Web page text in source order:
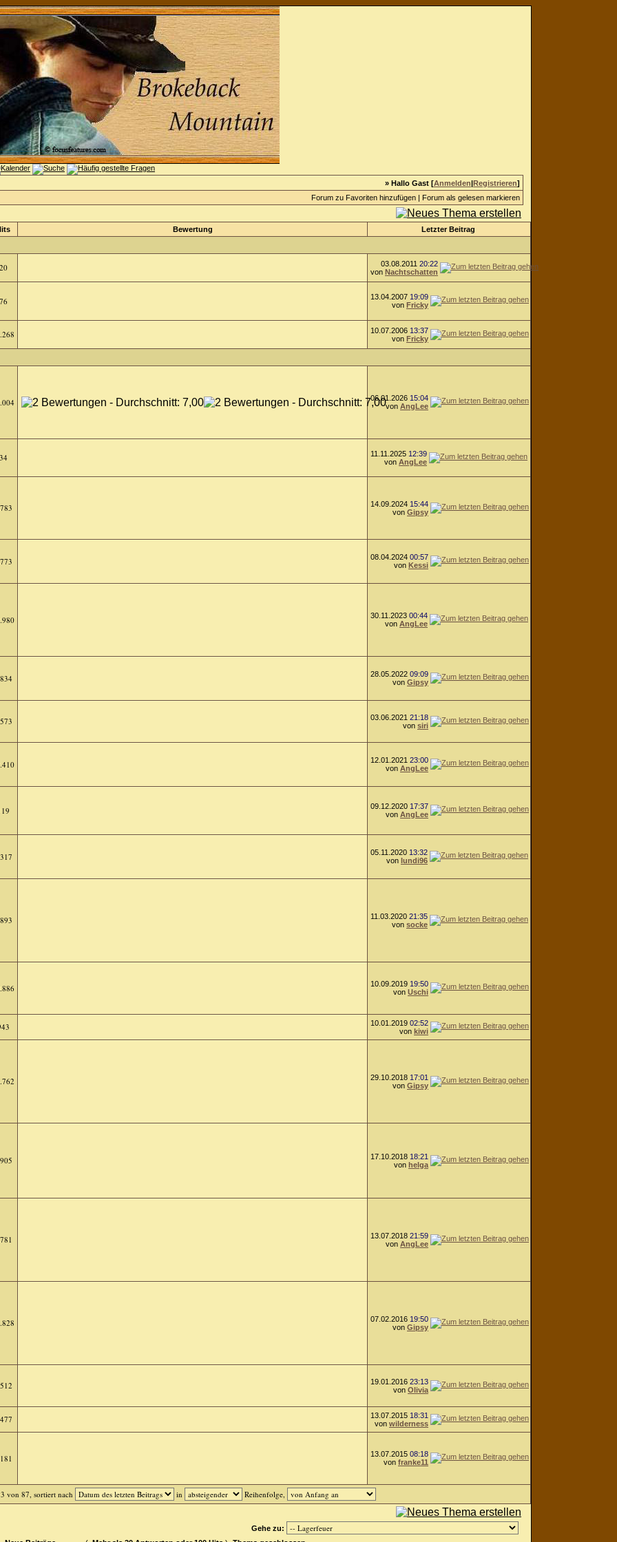
» Hallo Gast [Anmelden|Registrieren]
Forum zu Favoriten hinzufügen | Forum als gelesen markieren
Bewertung Letzter Beitrag
20 03.08.2011 20:22
von Nachtschatten
76 13.04.2007 19:09
von Fricky
10.07.2006 13:37
von Fricky
06.01.2026 15:04
von AngLee
34 11.11.2025 12:39
von AngLee
14.09.2024 15:44
von Gipsy
08.04.2024 00:57
von Kessi
30.11.2023 00:44
von AngLee
28.05.2022 09:09
von Gipsy
03.06.2021 21:18
von siri
12.01.2021 23:00
von AngLee
09.12.2020 17:37
von AngLee
05.11.2020 13:32
von lundi96
11.03.2020 21:35
von socke
10.09.2019 19:50
von Uschi
10.01.2019 02:52
von kiwi
29.10.2018 17:01
von Gipsy
17.10.2018 18:21
von helga
13.07.2018 21:59
von AngLee
07.02.2016 19:50
von Gipsy
19.01.2016 23:13
von Olivia
13.07.2015 18:31
von wilderness
13.07.2015 08:18
von franke11
von 87, sortiert nach in Reihenfolge,
Gehe zu: